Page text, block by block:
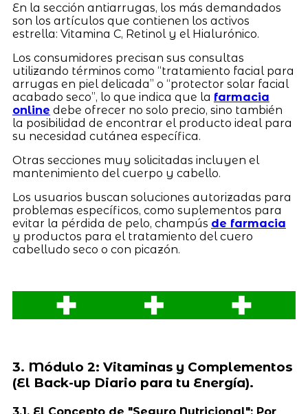
En la sección antiarrugas, los más demandados
son los artículos que contienen los activos
estrella: Vitamina C, Retinol y el Hialurónico.
Los consumidores precisan sus consultas
utilizando términos como “tratamiento facial para
arrugas en piel delicada” o “protector solar facial
acabado seco”, lo que indica que la farmacia
online debe ofrecer no solo precio, sino también
la posibilidad de encontrar el producto ideal para
su necesidad cutánea específica.
Otras secciones muy solicitadas incluyen el
mantenimiento del cuerpo y cabello.
Los usuarios buscan soluciones autorizadas para
problemas específicos, como suplementos para
evitar la pérdida de pelo, champús de farmacia
y productos para el tratamiento del cuero
cabelludo seco o con picazón.
3. Módulo 2: Vitaminas y Complementos
(El Back-up Diario para tu Energía).